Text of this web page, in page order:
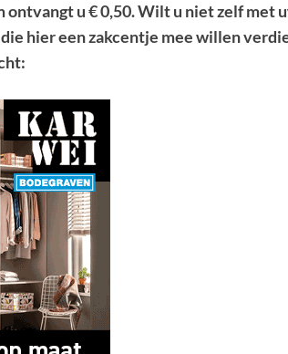
u € 0,50. Wilt u niet zelf met
hier een zakcentje mee willen